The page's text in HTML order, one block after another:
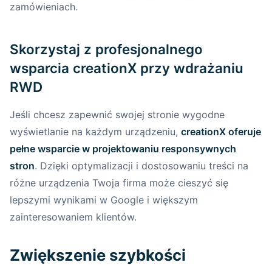
zamówieniach.
Skorzystaj z profesjonalnego
wsparcia creationX przy wdrażaniu
RWD
Jeśli chcesz zapewnić swojej stronie wygodne
wyświetlanie na każdym urządzeniu, creationX oferuje
pełne wsparcie w projektowaniu responsywnych
stron. Dzięki optymalizacji i dostosowaniu treści na
różne urządzenia Twoja firma może cieszyć się
lepszymi wynikami w Google i większym
zainteresowaniem klientów.
Zwiększenie szybkości